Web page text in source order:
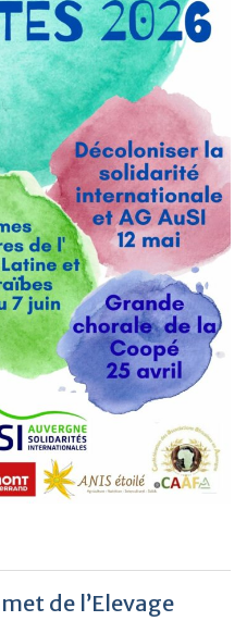
de l’Elevage